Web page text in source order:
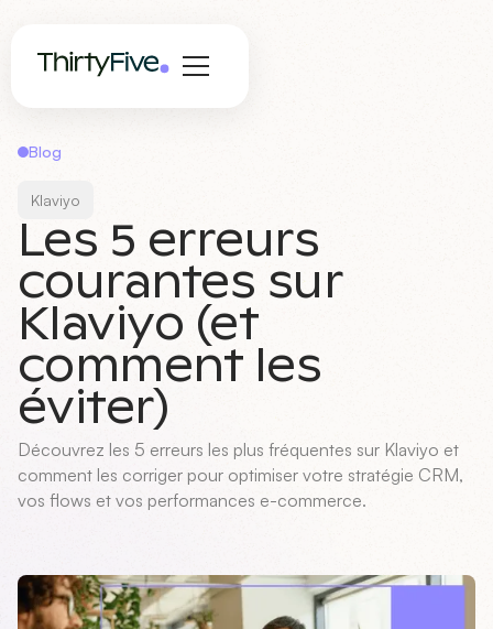
Blog
Klaviyo
Les 5 erreurs
courantes sur
Klaviyo (et
comment les
éviter)
Découvrez les 5 erreurs les plus fréquentes sur Klaviyo et
comment les corriger pour optimiser votre stratégie CRM,
vos flows et vos performances e-commerce.